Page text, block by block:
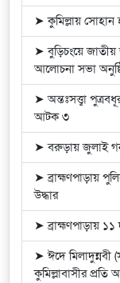
➤ কুমিল্লায় সোহান
➤ বুড়িচংয়ে জাতীয়
আলোচনা সভা
➤ অন্তঃসত্ত্বা
আটক ৩
➤ বরুড়ায় জুলাই
➤ ব্রাহ্মণপাড়ায়
উদ্ধার
➤ ব্রাহ্মণপাড়ায়
➤ ঈদে মিলাদুন্নবী
কুমিল্লাবাসীর